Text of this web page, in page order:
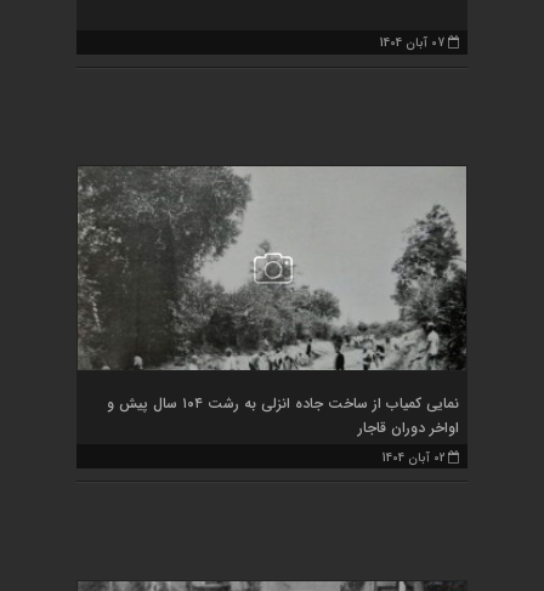
07 آبان 1404
نمایی کمیاب از ساخت جاده انزلی به رشت ۱۰۴ سال پیش و
اواخر دوران قاجار
02 آبان 1404